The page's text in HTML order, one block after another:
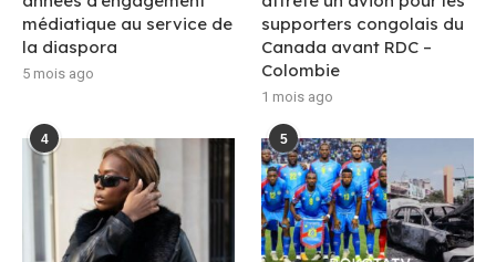
médiatique au service de
la diaspora
5 mois ago
supporters congolais du
Canada avant RDC –
Colombie
1 mois ago
4 5